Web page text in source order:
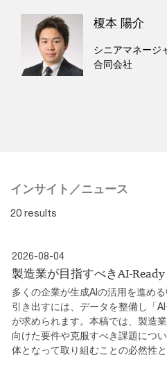
榎本 陽介
シニアマネージ
合同会社
インサイト／ニュース
20 results
2026-08-04
製造業が目指すべきAI-Ready
多くの企業が生成AIの活用を進め
引き出すには、データを整備し「
が求められます。本稿では、製造
向けた要件や克服すべき課題につ
体となって取り組むことの必然性